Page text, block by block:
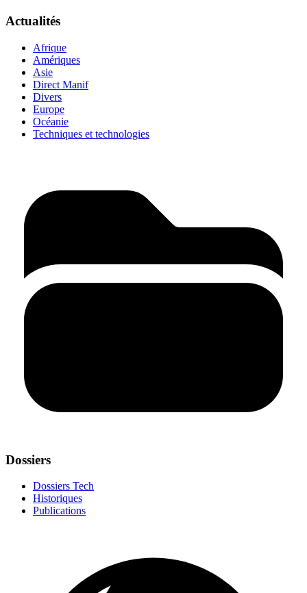
Actualités
Afrique
Amériques
Asie
Direct Manif
Divers
Europe
Océanie
Techniques et technologies
Dossiers
Dossiers Tech
Historiques
Publications